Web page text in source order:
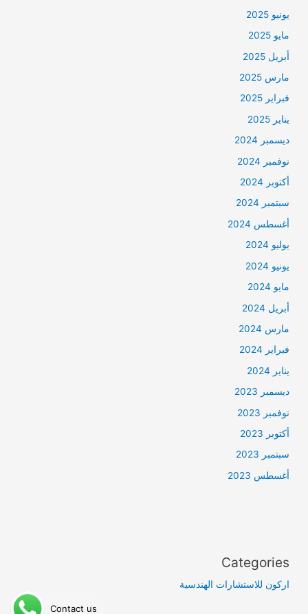
يونيو 2025
مايو 2025
أبريل 2025
مارس 2025
فبراير 2025
يناير 2025
ديسمبر 2024
نوفمبر 2024
أكتوبر 2024
سبتمبر 2024
أغسطس 2024
يوليو 2024
يونيو 2024
مايو 2024
أبريل 2024
مارس 2024
فبراير 2024
يناير 2024
ديسمبر 2023
نوفمبر 2023
أكتوبر 2023
سبتمبر 2023
أغسطس 2023
Categories
اركون للاستشارات الهندسية
Contact us